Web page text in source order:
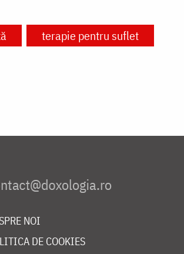
terapie pentru suflet
NOI
DE COOKIES